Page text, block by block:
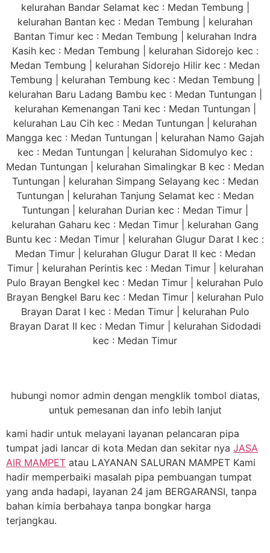
kelurahan Bandar Selamat kec : Medan Tembung |
kelurahan Bantan kec : Medan Tembung | kelurahan
Bantan Timur kec : Medan Tembung | kelurahan Indra
Kasih kec : Medan Tembung | kelurahan Sidorejo kec :
Medan Tembung | kelurahan Sidorejo Hilir kec : Medan
Tembung | kelurahan Tembung kec : Medan Tembung |
kelurahan Baru Ladang Bambu kec : Medan Tuntungan |
kelurahan Kemenangan Tani kec : Medan Tuntungan |
kelurahan Lau Cih kec : Medan Tuntungan | kelurahan
Mangga kec : Medan Tuntungan | kelurahan Namo Gajah
kec : Medan Tuntungan | kelurahan Sidomulyo kec :
Medan Tuntungan | kelurahan Simalingkar B kec : Medan
Tuntungan | kelurahan Simpang Selayang kec : Medan
Tuntungan | kelurahan Tanjung Selamat kec : Medan
Tuntungan | kelurahan Durian kec : Medan Timur |
kelurahan Gaharu kec : Medan Timur | kelurahan Gang
Buntu kec : Medan Timur | kelurahan Glugur Darat I kec :
Medan Timur | kelurahan Glugur Darat II kec : Medan
Timur | kelurahan Perintis kec : Medan Timur | kelurahan
Pulo Brayan Bengkel kec : Medan Timur | kelurahan Pulo
Brayan Bengkel Baru kec : Medan Timur | kelurahan Pulo
Brayan Darat I kec : Medan Timur | kelurahan Pulo
Brayan Darat II kec : Medan Timur | kelurahan Sidodadi
kec : Medan Timur
hubungi nomor admin dengan mengklik tombol diatas,
untuk pemesanan dan info lebih lanjut
kami hadir untuk melayani layanan pelancaran pipa
tumpat jadi lancar di kota Medan dan sekitar nya JASA
AIR MAMPET atau LAYANAN SALURAN MAMPET Kami
hadir memperbaiki masalah pipa pembuangan tumpat
yang anda hadapi, layanan 24 jam BERGARANSI, tanpa
bahan kimia berbahaya tanpa bongkar harga
terjangkau.